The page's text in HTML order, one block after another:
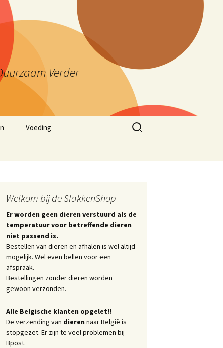
Verder
Voeding
Zoeken
naar:
Welkom bij de SlakkenShop
Er worden geen dieren verstuurd als de
temperatuur voor betreffende dieren
niet passend is.
Bestellen van dieren en afhalen is wel altijd
mogelijk. Wel even bellen voor een
afspraak.
Bestellingen zonder dieren worden
gewoon verzonden.
Alle Belgische klanten opgelet!!
De verzending van dieren naar België is
stopgezet. Er zijn te veel problemen bij
Bpost.